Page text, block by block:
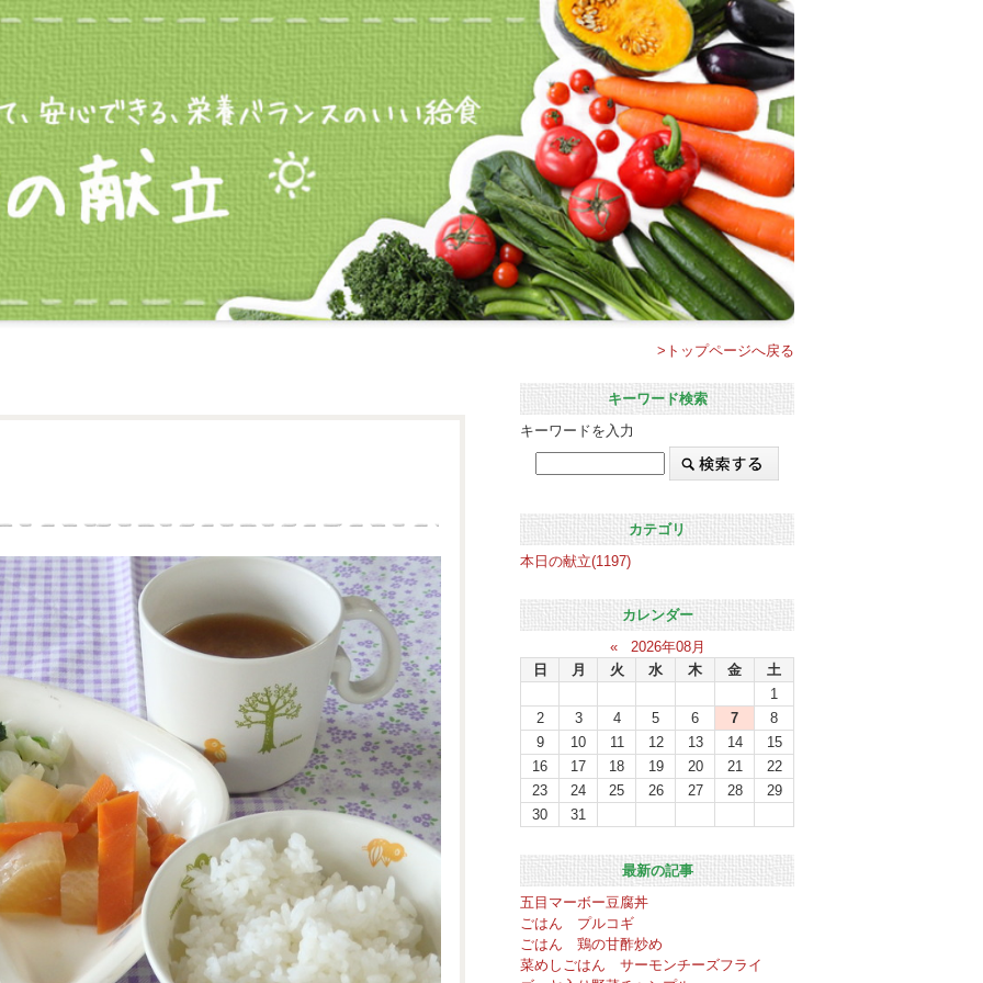
>トップページへ戻る
キーワード検索
キーワードを入力
カテゴリ
本日の献立(1197)
カレンダー
«
2026年08月
日
月 火 水 木 金
土
1
2
3 4 5 6 7
8
9
10 11 12 13 14
15
16
17 18 19 20 21
22
23
24 25 26 27 28
29
30
31
最新の記事
五目マーボー豆腐丼
ごはん プルコギ
ごはん 鶏の甘酢炒め
菜めしごはん サーモンチーズフライ